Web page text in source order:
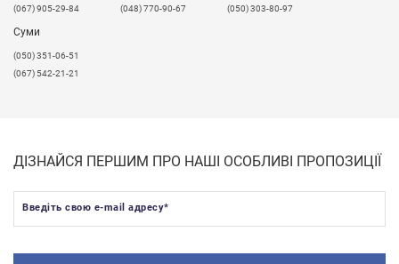
(067) 905-29-84
(048) 770-90-67
(050) 303-80-97
Суми
(050) 351-06-51
(067) 542-21-21
ДІЗНАЙСЯ ПЕРШИМ ПРО НАШІ ОСОБЛИВІ ПРОПОЗИЦІЇ
Введіть свою e-mail адресу*